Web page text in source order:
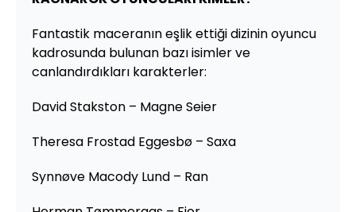
Fantastik maceranın eşlik ettiği dizinin oyuncu
kadrosunda bulunan bazı isimler ve
canlandırdıkları karakterler:
David Stakston – Magne Seier
Theresa Frostad Eggesbø – Saxa
Synnøve Macody Lund – Ran